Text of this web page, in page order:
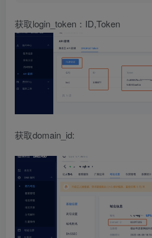
获取login_token：ID,Token
获取domain_id: